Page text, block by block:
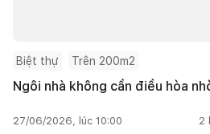
Biệt thự Trên 200m2
Ngôi nhà không cần điều hòa
27/06/2026, lúc 10:00 2